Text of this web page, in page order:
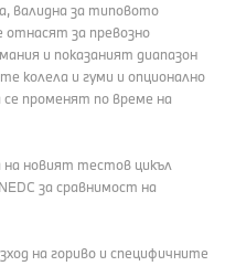
валидна за типовото
отнасят за превозно
и показаният диапазон
колела и гуми и опционално
променят по време на
на новият тестов цикъл
за сравнимост на
на гориво и специфичните